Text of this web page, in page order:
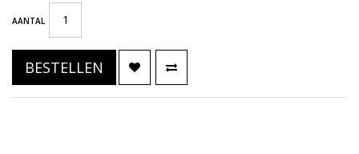
AANTAL
BESTELLEN